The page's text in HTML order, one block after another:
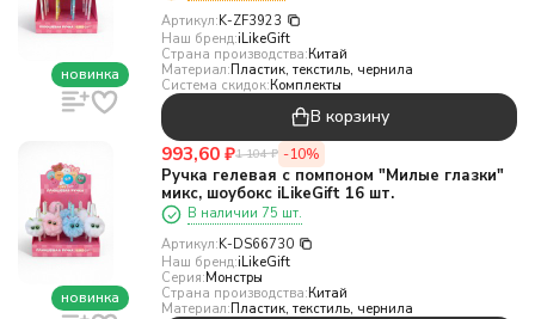
новинка
Артикул:K-ZF3923
Наш бренд:iLikeGift
Страна производства:Китай
Материал:Пластик, текстиль, чернила
Система скидок:Комплекты
В корзину
новинка
993,60 ₽1 104 ₽ -10%
Ручка гелевая с помпоном "Милые глазки"
микс, шоубокс iLikeGift 16 шт.
В наличии 75 шт.
Артикул:K-DS66730
Наш бренд:iLikeGift
Серия:Монстры
Страна производства:Китай
Материал:Пластик, текстиль, чернила